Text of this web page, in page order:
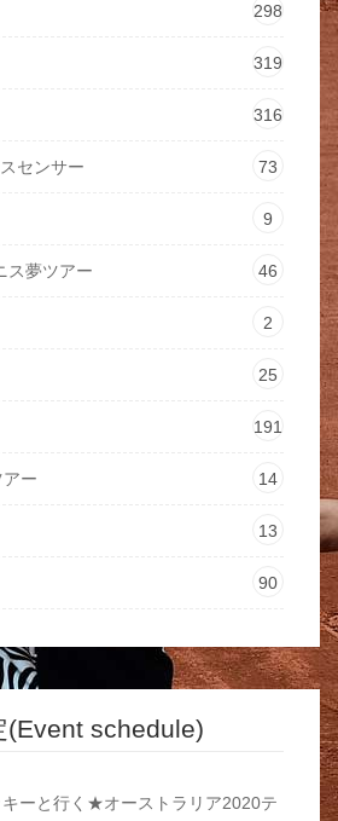
298
319
316
センサー 73
9
ス夢ツアー 46
2
25
191
ー 14
13
90
(Event schedule)
ーと行く★オーストラリア2020テ